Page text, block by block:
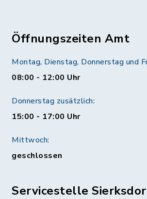
Öffnungszeiten Amt
Montag, Dienstag, Donnerstag und
08:00 - 12:00 Uhr
Donnerstag zusätzlich:
15:00 - 17:00 Uhr
Mittwoch:
geschlossen
Servicestelle